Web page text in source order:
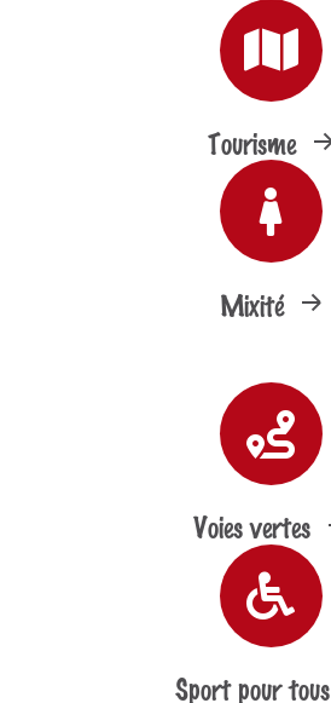
Tourisme
Mixité
Voies vertes
Sport pour tous